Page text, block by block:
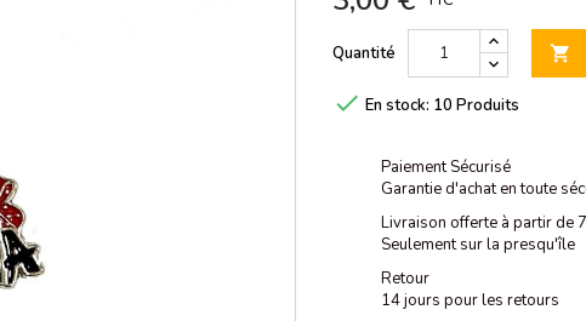
Quantité 
 En stock: 10 Produits
Paiement Sécurisé
Garantie d'achat en toute
Livraison offerte à partir de
Seulement sur la presqu'île
Retour
14 jours pour les retours